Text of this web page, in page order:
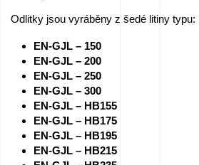
Naše
produkty
Kariéra
–
Podejte
žádost
Odlitky jsou vyráběny z šedé litiny typu:
EN-GJL – 150
EN-GJL – 200
EN-GJL – 250
EN-GJL – 300
EN-GJL – HB155
EN-GJL – HB175
EN-GJL – HB195
EN-GJL – HB215